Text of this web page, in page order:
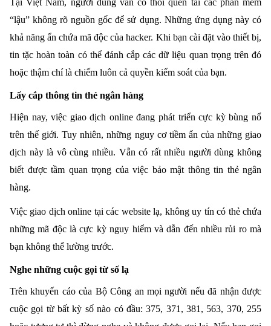
“lậu” không rõ nguồn gốc để sử dụng. Những ứng dụng này có
khả năng ẩn chứa mã độc của hacker. Khi bạn cài đặt vào thiết bị,
tin tặc hoàn toàn có thể đánh cắp các dữ liệu quan trọng trên đó
hoặc thậm chí là chiếm luôn cả quyền kiểm soát của bạn.
Lấy cắp thông tin thẻ ngân hàng
Hiện nay, việc giao dịch online đang phát triển cực kỳ bùng nổ
trên thế giới. Tuy nhiên, những nguy cơ tiềm ẩn của những giao
dịch này là vô cùng nhiều. Vẫn có rất nhiều người dùng không
biết được tầm quan trọng của việc bảo mật thông tin thẻ ngân
hàng.
Việc giao dịch online tại các website lạ, không uy tín có thẻ chứa
những mã độc là cực kỳ nguy hiểm và dẫn đến nhiều rủi ro mà
bạn không thể lường trước.
Nghe những cuộc gọi từ số lạ
Trên khuyến cáo của Bộ Công an mọi người nếu đã nhận được
cuộc gọi từ bất kỳ số nào có đầu: 375, 371, 381, 563, 370, 255